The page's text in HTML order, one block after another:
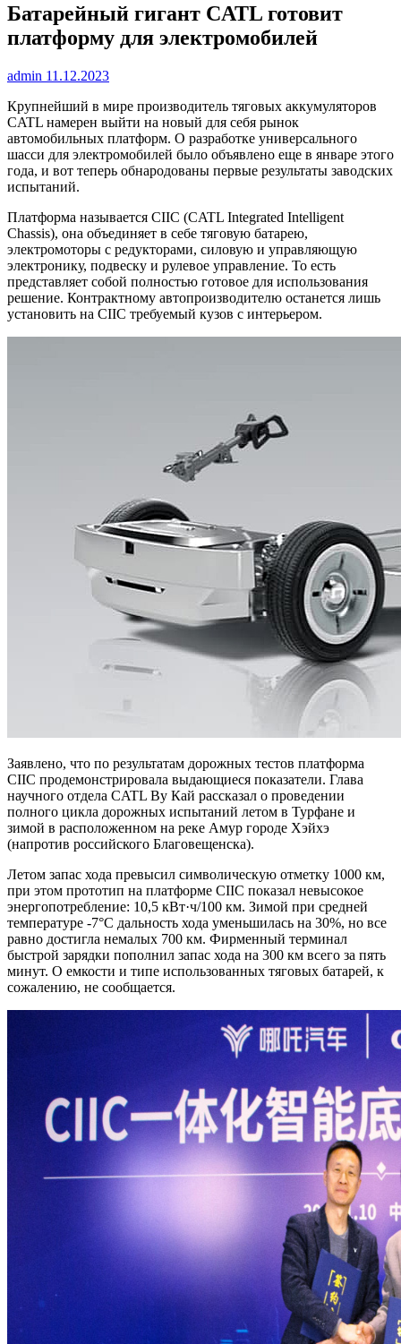
Батарейный гигант CATL готовит
платформу для электромобилей
admin 11.12.2023
Крупнейший в мире производитель тяговых аккумуляторов
CATL намерен выйти на новый для себя рынок
автомобильных платформ. О разработке универсального
шасси для электромобилей было объявлено еще в январе этого
года, и вот теперь обнародованы первые результаты заводских
испытаний.
Платформа называется CIIC (CATL Integrated Intelligent
Chassis), она объединяет в себе тяговую батарею,
электромоторы с редукторами, силовую и управляющую
электронику, подвеску и рулевое управление. То есть
представляет собой полностью готовое для использования
решение. Контрактному автопроизводителю останется лишь
установить на CIIC требуемый кузов с интерьером.
Заявлено, что по результатам дорожных тестов платформа
CIIC продемонстрировала выдающиеся показатели. Глава
научного отдела CATL Ву Кай рассказал о проведении
полного цикла дорожных испытаний летом в Турфане и
зимой в расположенном на реке Амур городе Хэйхэ
(напротив российского Благовещенска).
Летом запас хода превысил символическую отметку 1000 км,
при этом прототип на платформе CIIC показал невысокое
энергопотребление: 10,5 кВт·ч/100 км. Зимой при средней
температуре -7°C дальность хода уменьшилась на 30%, но все
равно достигла немалых 700 км. Фирменный терминал
быстрой зарядки пополнил запас хода на 300 км всего за пять
минут. О емкости и типе использованных тяговых батарей, к
сожалению, не сообщается.